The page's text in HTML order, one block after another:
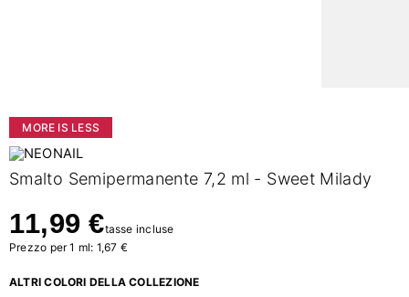
MORE IS LESS
Smalto Semipermanente 7,2 ml - Sweet Milady
11,99 €tasse incluse
Prezzo per 1 ml: 1,67 €
ALTRI COLORI DELLA COLLEZIONE